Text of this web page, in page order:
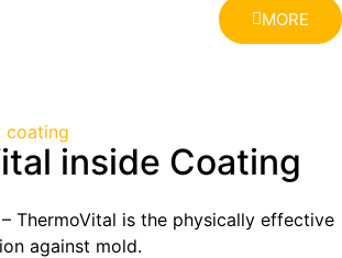
MORE
coating
inside Coating
– ThermoVital is the physically effective
against mold.